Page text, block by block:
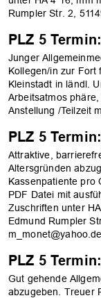
Rumpler ­Str. 2,
PLZ 5
Junger
Kollegen/­in zur Fort
Kleinstadt in ländl.
Arbeitsatmos­
Anstellung /Teilzeit
PLZ 5
Attraktive,
Altersgründen
Kassenpatiente pro
PDF ­Datei mit
Zuschriften unter
Edmund­ Rumpler
m_monet@yahoo.de
PLZ 5
Gut gehende
abzugeben. Treuer